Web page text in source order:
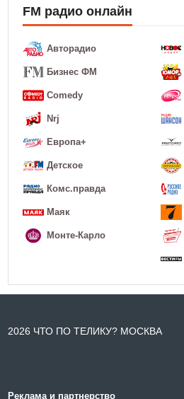
FM радио онлайн
Авторадио
Бизнес ФМ
Comedy
Nrj
Европа+
Детское
Комс.правда
Маяк
Монте-Карло
2026 ЧТО ПО ТЕЛИКУ? МОСКВА
Реклама и партнерство